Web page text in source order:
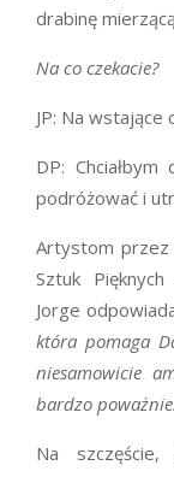
drabinę
Na co czekacie?
JP: Na wstające
DP:
podróżować i
Artystom przez
Sztuk
Jorge
która pomaga
niesamowicie
bardzo poważnie.
Na